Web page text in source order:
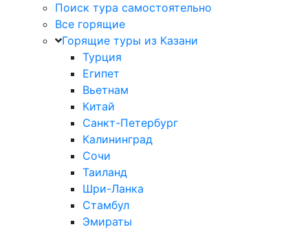
Поиск тура самостоятельно
Все горящие
Горящие туры из Казани
Турция
Египет
Вьетнам
Китай
Санкт-Петербург
Калининград
Сочи
Таиланд
Шри-Ланка
Стамбул
Эмираты